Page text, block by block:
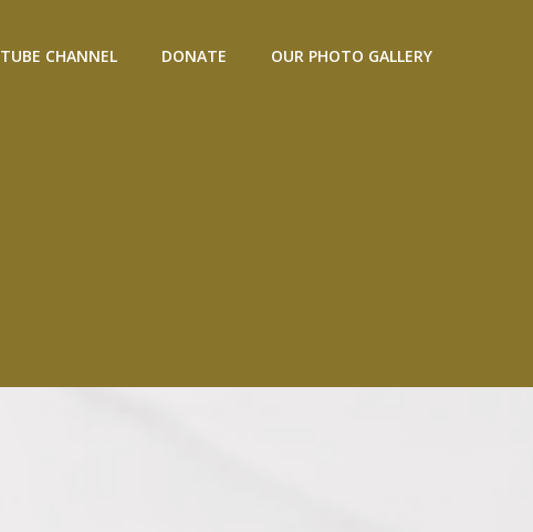
CHANNEL DONATE OUR PHOTO GALLERY